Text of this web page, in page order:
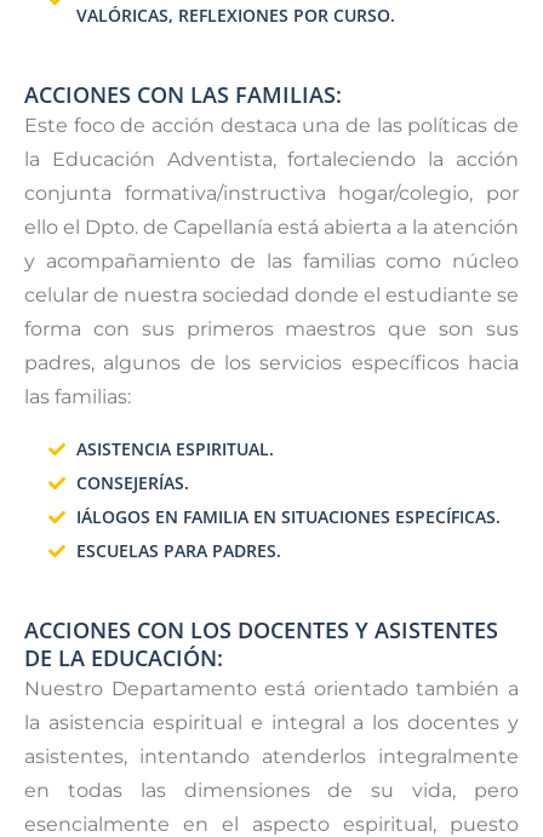
VALÓRICAS, REFLEXIONES POR CURSO.
ACCIONES CON LAS FAMILIAS:
Este foco de acción destaca una de las políticas de
la Educación Adventista, fortaleciendo la acción
conjunta formativa/instructiva hogar/colegio, por
ello el Dpto. de Capellanía está abierta a la atención
y acompañamiento de las familias como núcleo
celular de nuestra sociedad donde el estudiante se
forma con sus primeros maestros que son sus
padres, algunos de los servicios específicos hacia
las familias:
ASISTENCIA ESPIRITUAL.
CONSEJERÍAS.
IÁLOGOS EN FAMILIA EN SITUACIONES ESPECÍFICAS.
ESCUELAS PARA PADRES.
ACCIONES CON LOS DOCENTES Y ASISTENTES
DE LA EDUCACIÓN:
Nuestro Departamento está orientado también a
la asistencia espiritual e integral a los docentes y
asistentes, intentando atenderlos integralmente
en todas las dimensiones de su vida, pero
esencialmente en el aspecto espiritual, puesto